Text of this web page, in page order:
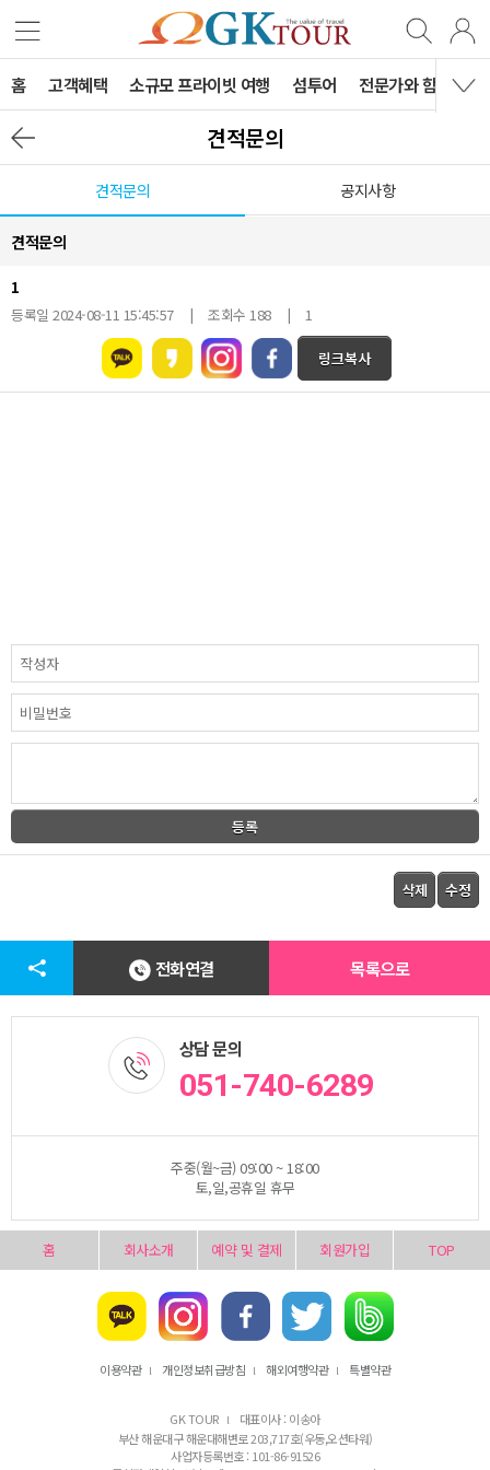
홈 고객혜택 소규모 프라이빗 여행 섬투어 전문가와 함께하는
견적문의
견적문의 공지사항
견적문의
1
등록일 2024-08-11 15:45:57 | 조회수 188 | 1
전화연결 목록으로
상담 문의
051-740-6289
주중(월~금) 09:00 ~ 18:00
토,일,공휴일 휴무
홈 회사소개 예약 및 결제 회원가입 TOP
이용약관 l 개인정보취급방침 l 해외여행약관 l 특별약관
GK TOUR l
대표이사 : 이송아
부산 해운대구 해운대해변로 203,717호(우동,오션타워)
사업자등록번호 : 101-86-91526